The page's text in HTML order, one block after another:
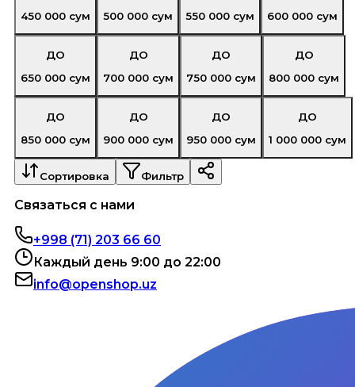
450 000 сум
500 000 сум
550 000 сум
600 000 сум
ДО
650 000 сум
ДО
700 000 сум
ДО
750 000 сум
ДО
800 000 сум
ДО
850 000 сум
ДО
900 000 сум
ДО
950 000 сум
ДО
1 000 000 сум
Сортировка Фильтр
Связаться с нами
+998 (71) 203 66 60
Каждый день 9:00 до 22:00
info@openshop.uz